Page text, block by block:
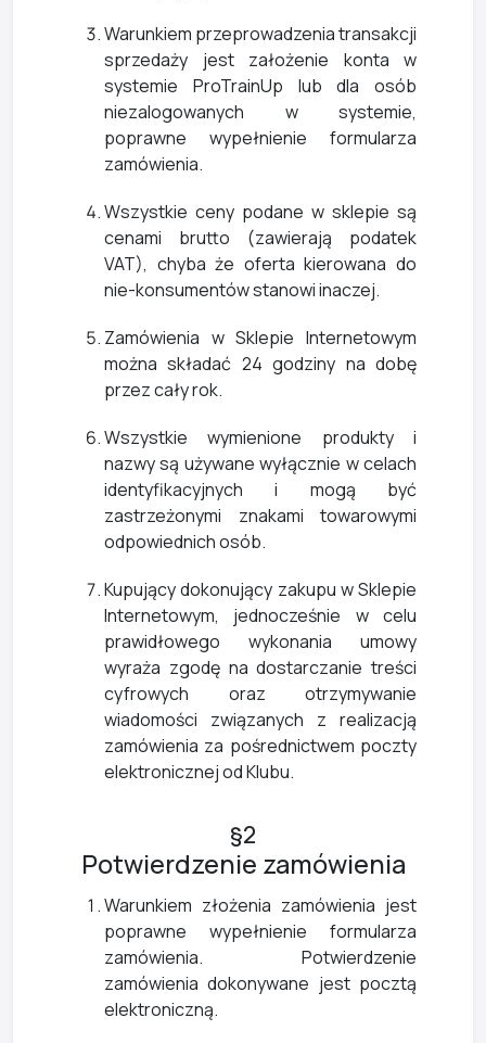
Warunkiem przeprowadzenia transakcji
sprzedaży jest założenie konta w
systemie ProTrainUp lub dla osób
niezalogowanych w systemie,
poprawne wypełnienie formularza
zamówienia.
Wszystkie ceny podane w sklepie są
cenami brutto (zawierają podatek
VAT), chyba że oferta kierowana do
nie-konsumentów stanowi inaczej.
Zamówienia w Sklepie Internetowym
można składać 24 godziny na dobę
przez cały rok.
Wszystkie wymienione produkty i
nazwy są używane wyłącznie w celach
identyfikacyjnych i mogą być
zastrzeżonymi znakami towarowymi
odpowiednich osób.
Kupujący dokonujący zakupu w Sklepie
Internetowym, jednocześnie w celu
prawidłowego wykonania umowy
wyraża zgodę na dostarczanie treści
cyfrowych oraz otrzymywanie
wiadomości związanych z realizacją
zamówienia za pośrednictwem poczty
elektronicznej od Klubu.
§2
Potwierdzenie zamówienia
Warunkiem złożenia zamówienia jest
poprawne wypełnienie formularza
zamówienia. Potwierdzenie
zamówienia dokonywane jest pocztą
elektroniczną.